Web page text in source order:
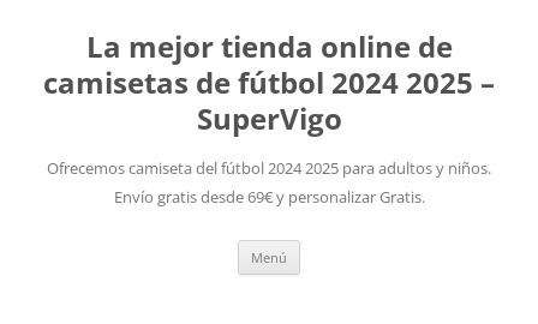
La mejor tienda online de
camisetas de fútbol 2024 2025 –
SuperVigo
Ofrecemos camiseta del fútbol 2024 2025 para adultos y niños.
Envío gratis desde 69€ y personalizar Gratis.
Menú